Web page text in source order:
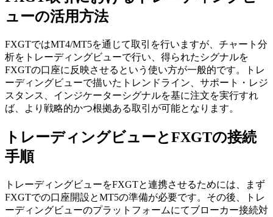
ューの活用方法
FXGTではMT4/MT5を通じて取引を行いますが、チャート分
析をトレーディングビューで行い、得られたシグナルを
FXGTの口座に反映させるという使い方が一般的です。トレ
ーディングビューで描いたトレンドライン、サポート・レジ
スタンス、インジケーターシグナルを基に注文を実行すれ
ば、より戦略的かつ根拠ある取引が可能となります。
トレーディングビューとFXGTの接続
手順
トレーディングビューをFXGTと連携させるためには、まず
FXGTでの口座開設とMT5の準備が必要です。その後、トレ
ーディングビューのプラットフォームにてブローカー接続対